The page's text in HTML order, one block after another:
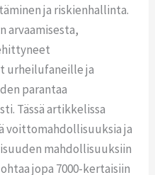
ja riskienhallinta.
arvaamisesta,
urheilufaneille ja
parantaa
Tässä artikkelissa
voittomahdollisuuksia ja
mahdollisuuksiin
jopa 7000-kertaisiin